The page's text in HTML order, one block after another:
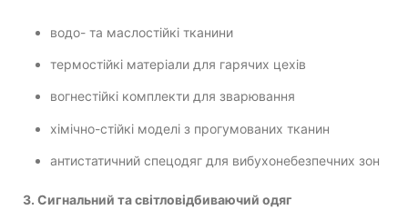
водо- та маслостійкі тканини
термостійкі матеріали для гарячих цехів
вогнестійкі комплекти для зварювання
хімічно-стійкі моделі з прогумованих тканин
антистатичний спецодяг для вибухонебезпечних зон
3. Сигнальний та світловідбиваючий одяг